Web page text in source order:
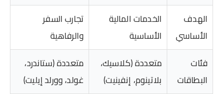
الهدف
الأساسي
الخدمات المالية
الأساسية
تجارب السفر
والرفاهية
فئات
البطاقات
متعددة (كلاسيك،
بلاتينوم، إنفينيت)
متعددة (ستاندرد،
غولد، وورلد إيليت)